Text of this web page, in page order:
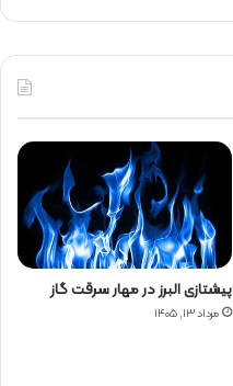
پیشتازی البرز در مهار سرقت گاز
مرداد ۱۳, ۱۴۰۵